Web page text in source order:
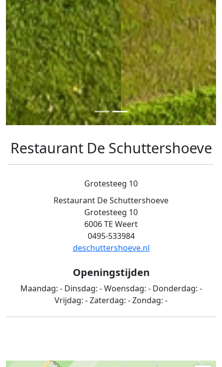
Restaurant De Schuttershoeve
Grotesteeg 10
Restaurant De Schuttershoeve
Grotesteeg 10
6006 TE Weert
0495-533984
deschuttershoeve.nl
Openingstijden
Maandag: - Dinsdag: -Woensdag: - Donderdag: -
Vrijdag: -Zaterdag: -Zondag: -